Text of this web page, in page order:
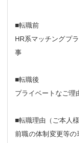
■転職前
HR系マッチングプ
事
■転職後
プライベートなご理
■転職理由（ご本人
前職の体制変更等